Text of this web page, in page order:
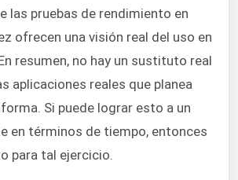
las pruebas de rendimiento en
ofrecen una visión real del uso en
resumen, no hay un sustituto real
aplicaciones reales que planea
Si puede lograr esto a un
en términos de tiempo, entonces
para tal ejercicio.